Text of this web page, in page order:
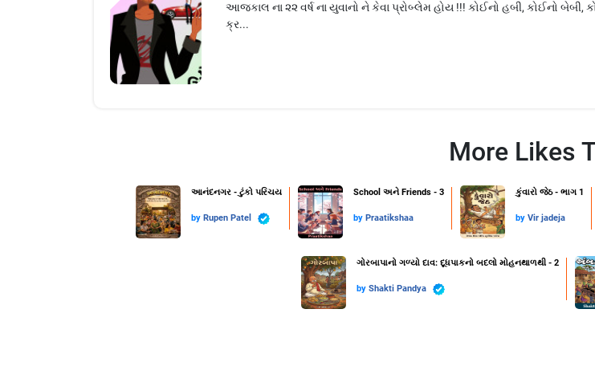
આજકાલ ના ૨૨ વર્ષ ના યુવાનો ને કેવા પ્રોબ્લેમ હોય !!! કોઈનો હબી, કોઈનો
ક્ર...
More Likes
આનંદનગર - ટુંકો પરિચય
by Rupen Patel
School અને Friends - 3
by Praatikshaa
કુંવારો જેઠ - ભાગ 1
by Vir jadeja
ગોરબાપાનો ગળ્યો દાવ: દૂધપાકનો બદલો મોહનથાળથી - 2
by Shakti Pandya